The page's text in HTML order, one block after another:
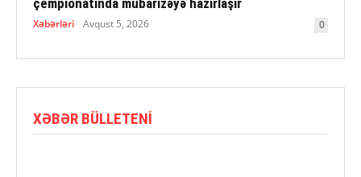
Xəbərləri Avqust 5, 2026 0
XƏBƏR BÜLLETENI